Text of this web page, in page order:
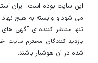
این سایت بوده است. ایران
می شود و وابسته به هیچ نهاد
تنها منتشر کننده ی آگهی های
بازدید کنندگان محترم
شده در آن هوشیار باشند.